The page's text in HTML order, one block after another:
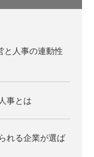
と人事の連動性
事とは
れる企業が選ば